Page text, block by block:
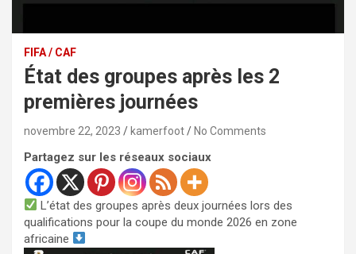
FIFA / CAF
État des groupes après les 2
premières journées
novembre 22, 2023 kamerfoot No Comments
Partagez sur les réseaux sociaux
L’état des groupes après deux journées lors des
qualifications pour la coupe du monde 2026 en zone
africaine